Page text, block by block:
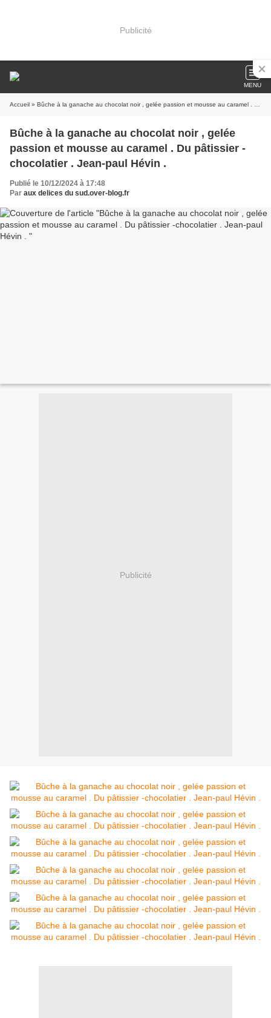
Publicité
MENU
Accueil » Bûche à la ganache au chocolat noir , gelée passion et mousse au caramel . Du pâtissier -chocolatier . Jean-paul Hévin .
Bûche à la ganache au chocolat noir , gelée
passion et mousse au caramel . Du pâtissier -
chocolatier . Jean-paul Hévin .
Publié le 10/12/2024 à 17:48
Par aux delices du sud.over-blog.fr
Publicité